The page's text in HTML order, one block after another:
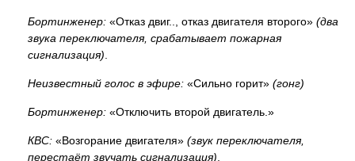
Бортинженер: «Отказ двиг.., отказ двигателя второго» (два
звука переключателя, срабатывает пожарная
сигнализация)
Неизвестный голос в эфире: «Сильно горит» (гонг)
Бортинженер: «Отключить второй двигатель.»
КВС: «Возгорание двигателя» (звук переключателя,
перестаёт звучать сигнализация)